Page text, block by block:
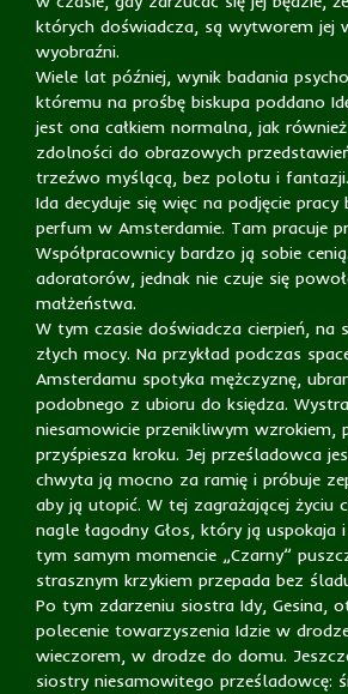
których doświadcza, są wytworem jej
wyobraźni.
Wiele lat później, wynik badania
któremu na prośbę biskupa poddano
jest ona całkiem normalna, jak
zdolności do obrazowych
trzeźwo myślącą, bez polotu i fantazji.
Ida decyduje się więc na podjęcie
perfum w Amsterdamie. Tam pracuje
Współpracownicy bardzo ją sobie
adoratorów, jednak nie czuje się
małżeństwa.
W tym czasie doświadcza cierpień, na
złych mocy. Na przykład podczas
Amsterdamu spotyka mężczyznę,
podobnego z ubioru do księdza.
niesamowicie przenikliwym wzrokiem,
przyśpiesza kroku. Jej prześladowca
chwyta ją mocno za ramię i próbuje
aby ją utopić. W tej zagrażającej życiu
nagle łagodny Głos, który ją uspokaja
tym samym momencie „Czarny”
strasznym krzykiem przepada bez
Po tym zdarzeniu siostra Idy, Gesina,
polecenie towarzyszenia Idzie w
wieczorem, w drodze do domu.
siostry niesamowitego prześladowcę: